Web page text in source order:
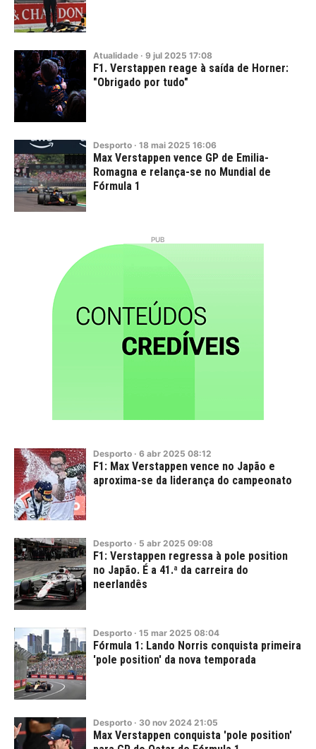
Atualidade · 9 jul 2025 17:08
F1. Verstappen reage à saída de Horner:
"Obrigado por tudo"
Desporto · 18 mai 2025 16:06
Max Verstappen vence GP de Emilia-
Romagna e relança-se no Mundial de
Fórmula 1
Desporto · 6 abr 2025 08:12
F1: Max Verstappen vence no Japão e
aproxima-se da liderança do campeonato
Desporto · 5 abr 2025 09:08
F1: Verstappen regressa à pole position
no Japão. É a 41.ª da carreira do
neerlandês
Desporto · 15 mar 2025 08:04
Fórmula 1: Lando Norris conquista primeira
'pole position' da nova temporada
Desporto · 30 nov 2024 21:05
Max Verstappen conquista 'pole position'